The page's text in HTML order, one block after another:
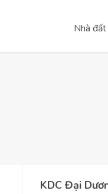
Nhà đất
KDC Đại